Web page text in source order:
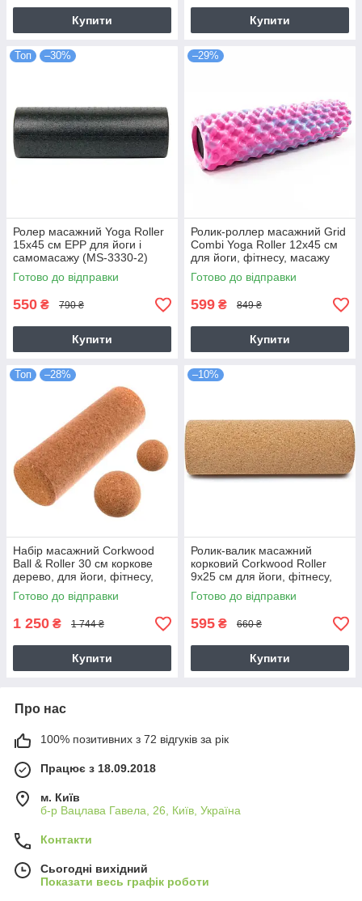
Купити Купити
Топ –30%
Ролер масажний Yoga Roller
15x45 см EPP для йоги і
самомасажу (MS-3330-2)
Готово до відправки
550 ₴ 790 ₴
Купити
–29%
Ролик-роллер масажний Grid
Combi Yoga Roller 12х45 см
для йоги, фітнесу, масажу
(MS3341-1)
Готово до відправки
599 ₴ 849 ₴
Купити
Топ –28%
Набір масажний Corkwood
Ball & Roller 30 см коркове
дерево, для йоги, фітнесу,
масажу
Готово до відправки
1 250 ₴ 1 744 ₴
Купити
–10%
Ролик-валик масажний
корковий Corkwood Roller
9х25 см для йоги, фітнесу,
масажу (FI-0094-25)
Готово до відправки
595 ₴ 660 ₴
Купити
Про нас
100% позитивних з 72 відгуків за рік
Працює з 18.09.2018
м. Київ
б-р Вацлава Гавела, 26, Київ, Україна
Контакти
Сьогодні вихідний
Показати весь графік роботи